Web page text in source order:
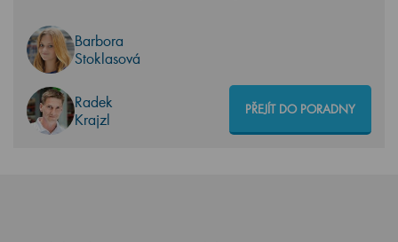
Barbora
Stoklasová
Radek
Krajzl
PŘEJÍT DO PORADNY